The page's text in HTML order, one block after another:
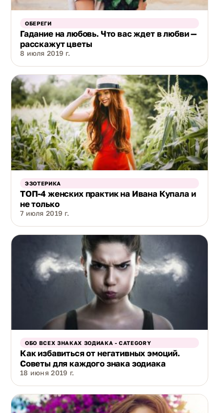
ОБЕРЕГИ
Гадание на любовь. Что вас ждет в любви —
расскажут цветы
8 июля 2019 г.
ЭЗОТЕРИКА
ТОП-4 женских практик на Ивана Купала и
не только
7 июля 2019 г.
ОБО ВСЕХ ЗНАКАХ ЗОДИАКА - CATEGORY
Как избавиться от негативных эмоций.
Советы для каждого знака зодиака
18 июня 2019 г.